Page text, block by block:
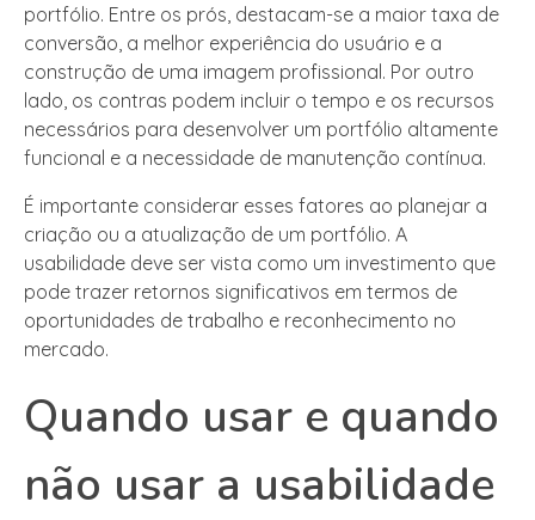
portfólio. Entre os prós, destacam-se a maior taxa de
conversão, a melhor experiência do usuário e a
construção de uma imagem profissional. Por outro
lado, os contras podem incluir o tempo e os recursos
necessários para desenvolver um portfólio altamente
funcional e a necessidade de manutenção contínua.
É importante considerar esses fatores ao planejar a
criação ou a atualização de um portfólio. A
usabilidade deve ser vista como um investimento que
pode trazer retornos significativos em termos de
oportunidades de trabalho e reconhecimento no
mercado.
Quando usar e quando
não usar a usabilidade